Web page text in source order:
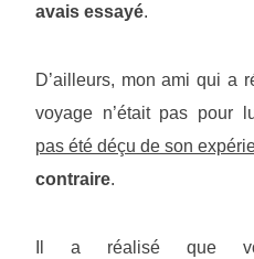
avais essayé.
D’ailleurs, mon ami qui a
voyage n’était pas pour
pas été déçu de son
contraire.
Il a réalisé que